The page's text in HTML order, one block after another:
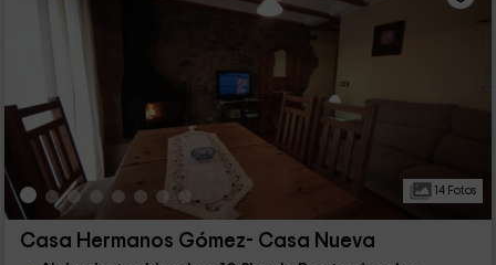
14 Fotos
Casa Hermanos Gómez- Casa Nueva